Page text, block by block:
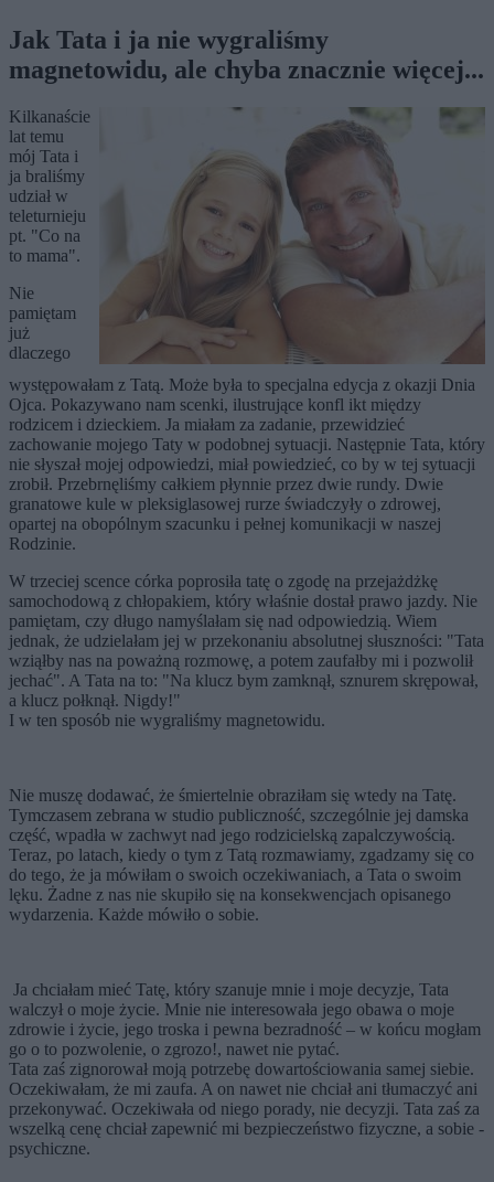
Jak Tata i ja nie wygraliśmy
magnetowidu, ale chyba znacznie więcej...
Kilkanaście
lat temu
mój Tata i
ja braliśmy
udział w
teleturnieju
pt. "Co na
to mama".
Nie
pamiętam
już
dlaczego
występowałam z Tatą. Może była to specjalna edycja z okazji Dnia
Ojca. Pokazywano nam scenki, ilustrujące konfl ikt między
rodzicem i dzieckiem. Ja miałam za zadanie, przewidzieć
zachowanie mojego Taty w podobnej sytuacji. Następnie Tata, który
nie słyszał mojej odpowiedzi, miał powiedzieć, co by w tej sytuacji
zrobił. Przebrnęliśmy całkiem płynnie przez dwie rundy. Dwie
granatowe kule w pleksiglasowej rurze świadczyły o zdrowej,
opartej na obopólnym szacunku i pełnej komunikacji w naszej
Rodzinie.
W trzeciej scence córka poprosiła tatę o zgodę na przejażdżkę
samochodową z chłopakiem, który właśnie dostał prawo jazdy. Nie
pamiętam, czy długo namyślałam się nad odpowiedzią. Wiem
jednak, że udzielałam jej w przekonaniu absolutnej słuszności: "Tata
wziąłby nas na poważną rozmowę, a potem zaufałby mi i pozwolił
jechać". A Tata na to: "Na klucz bym zamknął, sznurem skrępował,
a klucz połknął. Nigdy!"
I w ten sposób nie wygraliśmy magnetowidu.
Nie muszę dodawać, że śmiertelnie obraziłam się wtedy na Tatę.
Tymczasem zebrana w studio publiczność, szczególnie jej damska
część, wpadła w zachwyt nad jego rodzicielską zapalczywością.
Teraz, po latach, kiedy o tym z Tatą rozmawiamy, zgadzamy się co
do tego, że ja mówiłam o swoich oczekiwaniach, a Tata o swoim
lęku. Żadne z nas nie skupiło się na konsekwencjach opisanego
wydarzenia. Każde mówiło o sobie.
Ja chciałam mieć Tatę, który szanuje mnie i moje decyzje, Tata
walczył o moje życie. Mnie nie interesowała jego obawa o moje
zdrowie i życie, jego troska i pewna bezradność – w końcu mogłam
go o to pozwolenie, o zgrozo!, nawet nie pytać.
Tata zaś zignorował moją potrzebę dowartościowania samej siebie.
Oczekiwałam, że mi zaufa. A on nawet nie chciał ani tłumaczyć ani
przekonywać. Oczekiwała od niego porady, nie decyzji. Tata zaś za
wszelką cenę chciał zapewnić mi bezpieczeństwo fizyczne, a sobie -
psychiczne.